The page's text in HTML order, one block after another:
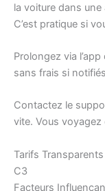
la voiture dans une
C’est pratique si
Prolongez via
sans frais si
Contactez le
vite. Vous voyagez
Tarifs
C3
Facteurs